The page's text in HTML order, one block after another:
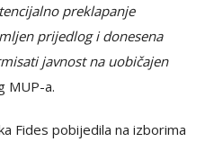
preklapanje
prijedlog i donesena
javnost na uobičajen
MUP-a.
Fides pobijedila na izborima